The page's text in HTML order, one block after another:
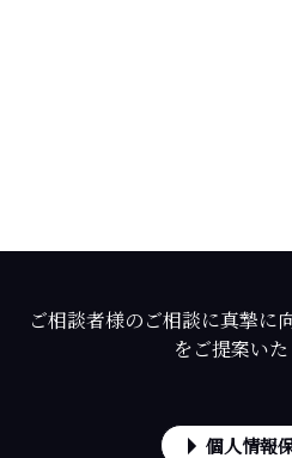
ご相談者様のご相談に真摯に
をご提案いた
個人情報